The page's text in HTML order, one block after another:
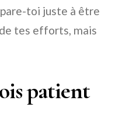
toi juste à être
tes efforts, mais
patient